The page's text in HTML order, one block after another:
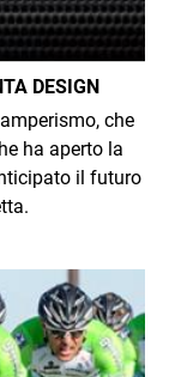
DESIGN
che
ha aperto la
il futuro